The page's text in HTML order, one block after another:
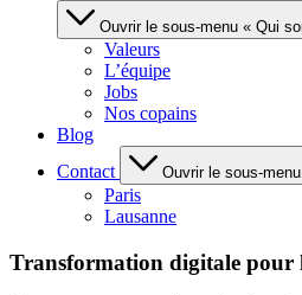
Ouvrir le sous-menu « Qui
Valeurs
L’équipe
Jobs
Nos copains
Blog
Contact
Ouvrir le sous-
Paris
Lausanne
Transformation digitale pour